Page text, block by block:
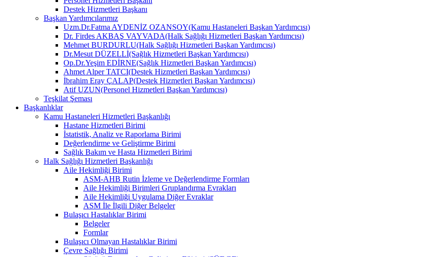
Destek Hizmetleri Başkanı
Başkan Yardımcılarımız
Uzm.Dr.Fatma AYDENİZ OZANSOY(Kamu Hastaneleri Başkan Yardımcısı)
Dr. Firdes AKBAŞ VAYVADA(Halk Sağlığı Hizmetleri Başkan Yardımcısı)
Mehmet BURDURLU(Halk Sağlığı Hizmetleri Başkan Yardımcısı)
Dr.Mesut DÜZELLİ(Sağlık Hizmetleri Başkan Yardımcısı)
Op.Dr.Yeşim EDİRNE(Sağlık Hizmetleri Başkan Yardımcısı)
Ahmet Alper TATCI(Destek Hizmetleri Başkan Yardımcısı)
İbrahim Eray ÇALAP(Destek Hizmetleri Başkan Yardımcısı)
Atif UZUN(Personel Hizmetleri Başkan Yardımcısı)
Teşkilat Şeması
Başkanlıklar
Kamu Hastaneleri Hizmetleri Başkanlığı
Hastane Hizmetleri Birimi
İstatistik, Analiz ve Raporlama Birimi
Değerlendirme ve Geliştirme Birimi
Sağlık Bakım ve Hasta Hizmetleri Birimi
Halk Sağlığı Hizmetleri Başkanlığı
Aile Hekimliği Birimi
ASM-AHB Rutin İzleme ve Değerlendirme Formları
Aile Hekimliği Birimleri Gruplandırma Evrakları
Aile Hekimliği Uygulama Diğer Evraklar
ASM İle İlgili Diğer Belgeler
Bulaşıcı Hastalıklar Birimi
Belgeler
Formlar
Bulaşıcı Olmayan Hastalıklar Birimi
Çevre Sağlığı Birimi